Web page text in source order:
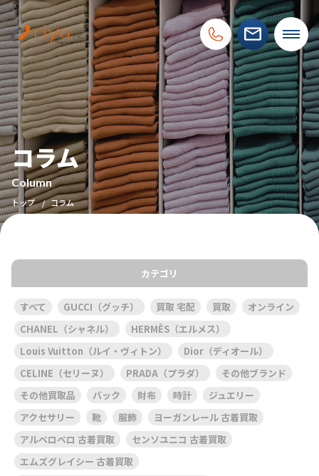
コラム
Column
トップ コラム
カテゴリ
すべて GUCCI（グッチ） 買取 宅配 買取
オンライン
CHANEL（シャネル）
HERMÈS（エルメス）
Louis Vuitton（ルイ・ヴィトン）
Dior（ディオール）
CELINE（セリーヌ）
PRADA（プラダ）
その他ブランド
その他買取品
バック 財布 時計
ジュエリー
アクセサリー
靴 服飾
ヨーガンレール 古着買取
アルベロベロ 古着買取
センソユニコ 古着買取
エムズグレイシー 古着買取